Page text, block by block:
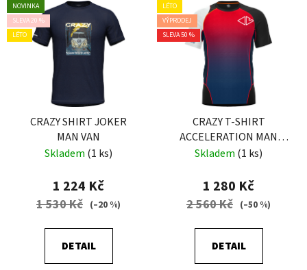
NOVINKA
SLEVA 20 %
LÉTO
CRAZY SHIRT JOKER
MAN VAN
Skladem (1 ks)
1 224 Kč
1 530 Kč (–20 %)
DETAIL
LÉTO
VÝPRODEJ
SLEVA 50 %
CRAZY T-SHIRT
ACCELERATION MAN
FIRE
Skladem (1 ks)
1 280 Kč
2 560 Kč (–50 %)
DETAIL